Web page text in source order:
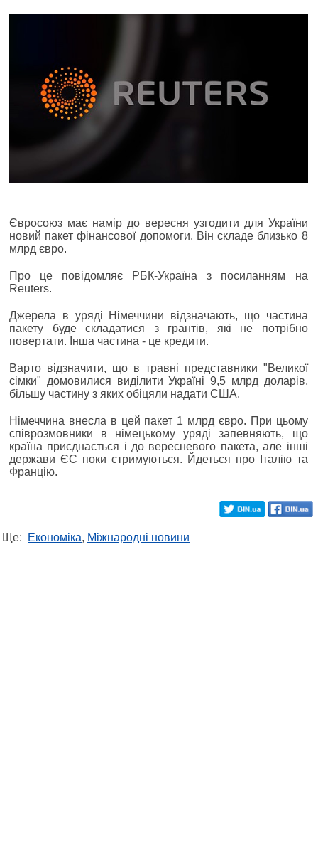
Євросоюз має намір до вересня узгодити для України
новий пакет фінансової допомоги. Він складе близько 8
млрд євро.
Про це повідомляє РБК-Україна з посиланням на
Reuters.
Джерела в уряді Німеччини відзначають, що частина
пакету буде складатися з грантів, які не потрібно
повертати. Інша частина - це кредити.
Варто відзначити, що в травні представники "Великої
сімки" домовилися виділити Україні 9,5 млрд доларів,
більшу частину з яких обіцяли надати США.
Німеччина внесла в цей пакет 1 млрд євро. При цьому
співрозмовники в німецькому уряді запевняють, що
країна приєднається і до вересневого пакета, але інші
держави ЄС поки стримуються. Йдеться про Італію та
Францію.
Ще: Економіка, Міжнародні новини